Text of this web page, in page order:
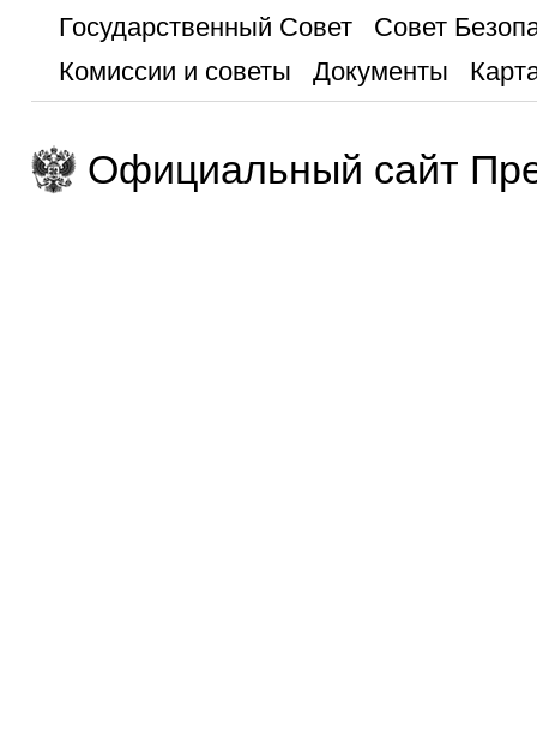
Государственный Совет
Совет
Комиссии и советы
Документы
Официальный сайт